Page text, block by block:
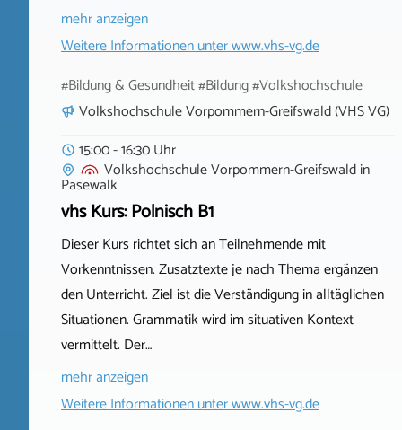
mehr anzeigen
Weitere Informationen unterwww.vhs-vg.de
#Bildung & Gesundheit #Bildung #Volkshochschule
Volkshochschule Vorpommern-Greifswald (VHS VG)
15:00 - 16:30 Uhr
Volkshochschule Vorpommern-Greifswaldin
Pasewalk
vhs Kurs: Polnisch B1
Dieser Kurs richtet sich an Teilnehmende mit
Vorkenntnissen. Zusatztexte je nach Thema ergänzen
den Unterricht. Ziel ist die Verständigung in alltäglichen
Situationen. Grammatik wird im situativen Kontext
vermittelt. Der…
mehr anzeigen
Weitere Informationen unterwww.vhs-vg.de